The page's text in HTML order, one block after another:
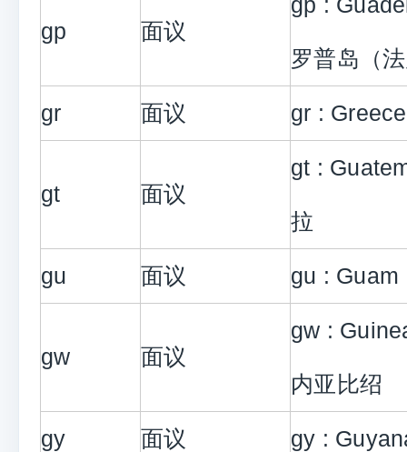
gp 面议
罗普岛（
gr 面议 gr :
gt 面议
gt :
拉
gu 面议 gu : Guam
gw 面议
gw :
内亚比绍
gy 面议 gy :